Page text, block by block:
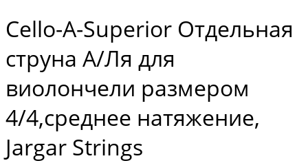
Cello-A-Superior Отдельная
струна А/Ля для
виолончели размером
4/4,среднее натяжение,
Jargar Strings